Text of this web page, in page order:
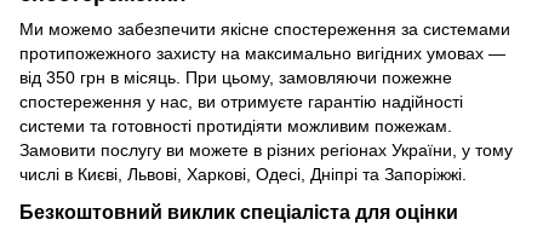
Ми можемо забезпечити якісне спостереження за системами
протипожежного захисту на максимально вигідних умовах —
від 350 грн в місяць. При цьому, замовляючи пожежне
спостереження у нас, ви отримуєте гарантію надійності
системи та готовності протидіяти можливим пожежам.
Замовити послугу ви можете в різних регіонах України, у тому
числі в Києві, Львові, Харкові, Одесі, Дніпрі та Запоріжжі.
Безкоштовний виклик спеціаліста для оцінки